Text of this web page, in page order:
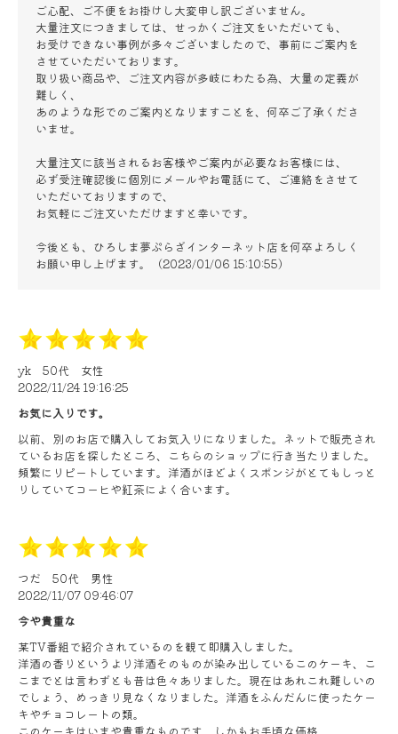
ご心配、ご不便をお掛けし大変申し訳ございません。
大量注文につきましては、せっかくご注文をいただいても、
お受けできない事例が多々ございましたので、事前にご案内を
させていただいております。
取り扱い商品や、ご注文内容が多岐にわたる為、大量の定義が
難しく、
あのような形でのご案内となりますことを、何卒ご了承くださ
いませ。
大量注文に該当されるお客様やご案内が必要なお客様には、
必ず受注確認後に個別にメールやお電話にて、ご連絡をさせて
いただいておりますので、
お気軽にご注文いただけますと幸いです。
今後とも、ひろしま夢ぷらざインターネット店を何卒よろしく
お願い申し上げます。（2023/01/06 15:10:55）
yk 50代
女性
2022/11/24 19:16:25
お気に入りです。
以前、別のお店で購入してお気入りになりました。ネットで販売され
ているお店を探したところ、こちらのショップに行き当たりました。
頻繁にリピートしています。洋酒がほどよくスポンジがとてもしっと
りしていてコーヒや紅茶によく合います。
つだ 50代
男性
2022/11/07 09:46:07
今や貴重な
某TV番組で紹介されているのを観て即購入しました。
洋酒の香りというより洋酒そのものが染み出しているこのケーキ、こ
こまでとは言わずとも昔は色々ありました。現在はあれこれ難しいの
でしょう、めっきり見なくなりました。洋酒をふんだんに使ったケー
キやチョコレートの類。